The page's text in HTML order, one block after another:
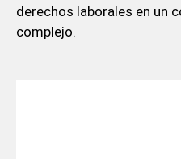
derechos laborales en un
complejo.